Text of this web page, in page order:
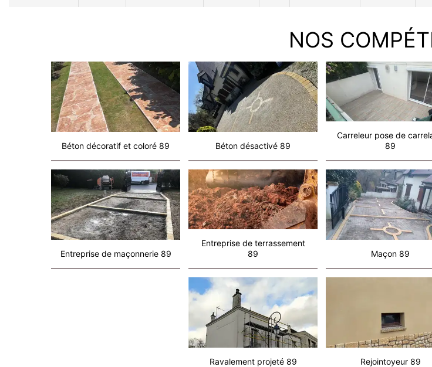
NOS
Béton décoratif et coloré 89 Béton désactivé 89
Carreleur pose de
89
Entreprise de maçonnerie 89
Entreprise de terrassement
89
Maçon 89
Ravalement projeté 89 Rejointoyeur 89